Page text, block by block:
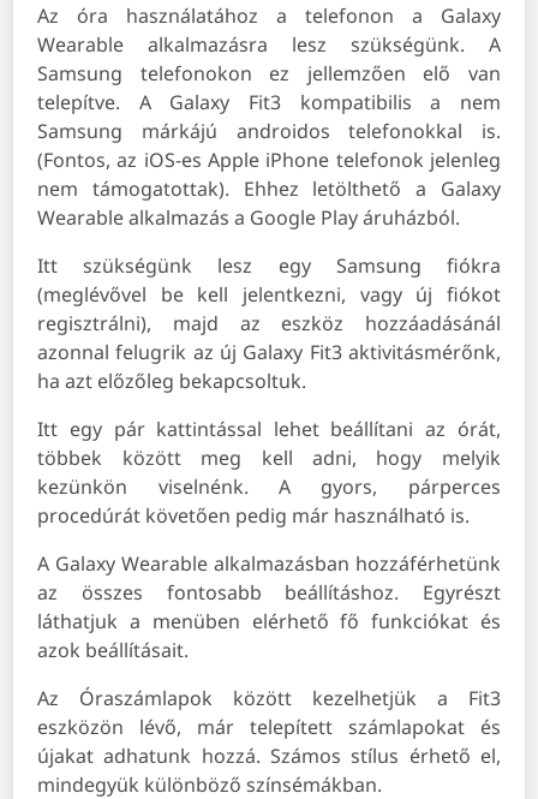
Az óra használatához a telefonon a Galaxy
Wearable alkalmazásra lesz szükségünk. A
Samsung telefonokon ez jellemzően elő van
telepítve. A Galaxy Fit3 kompatibilis a nem
Samsung márkájú androidos telefonokkal is.
(Fontos, az iOS-es Apple iPhone telefonok jelenleg
nem támogatottak). Ehhez letölthető a Galaxy
Wearable alkalmazás a Google Play áruházból.
Itt szükségünk lesz egy Samsung fiókra
(meglévővel be kell jelentkezni, vagy új fiókot
regisztrálni), majd az eszköz hozzáadásánál
azonnal felugrik az új Galaxy Fit3 aktivitásmérőnk,
ha azt előzőleg bekapcsoltuk.
Itt egy pár kattintással lehet beállítani az órát,
többek között meg kell adni, hogy melyik
kezünkön viselnénk. A gyors, párperces
procedúrát követően pedig már használható is.
A Galaxy Wearable alkalmazásban hozzáférhetünk
az összes fontosabb beállításhoz. Egyrészt
láthatjuk a menüben elérhető fő funkciókat és
azok beállításait.
Az Óraszámlapok között kezelhetjük a Fit3
eszközön lévő, már telepített számlapokat és
újakat adhatunk hozzá. Számos stílus érhető el,
mindegyük különböző színsémákban.